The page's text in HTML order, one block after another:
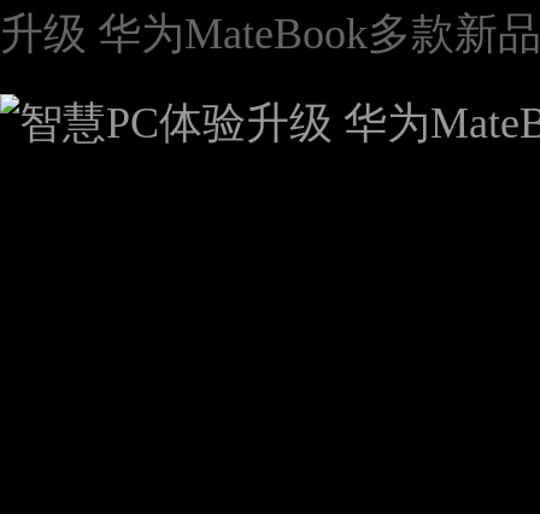
升级 华为MateBook多款新